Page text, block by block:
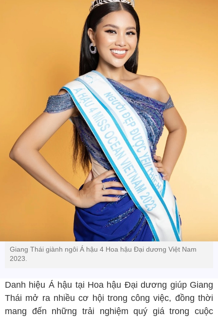
Giang Thái giành ngôi Á hậu 4 Hoa hậu Đại dương Việt Nam
2023.
Danh hiệu Á hậu tại Hoa hậu Đại dương giúp Giang
Thái mở ra nhiều cơ hội trong công việc, đồng thời
mang đến những trải nghiệm quý giá trong cuộc